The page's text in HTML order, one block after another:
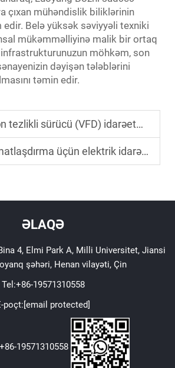
çıxan mühəndislik biliklərinin
Belə yüksək səviyyəli texniki
mükəmməlliyinə malik bir ortaq
möhkəm, son
dəyişən tələblərini
təmin edir.
(VFD) idarəetmə panelləri necə motorların enerji səmərəliliyini artırır?
üçün elektrik idarəetmə paneli niyə vacibdir?
ƏLAQƏ
4, Elmi Park A, Milli Universitet, Jiansi
şəhəri, Henan vilayəti, Çin
Tel:+86-19571310558
poçt:[email protected]
+86-19571310558